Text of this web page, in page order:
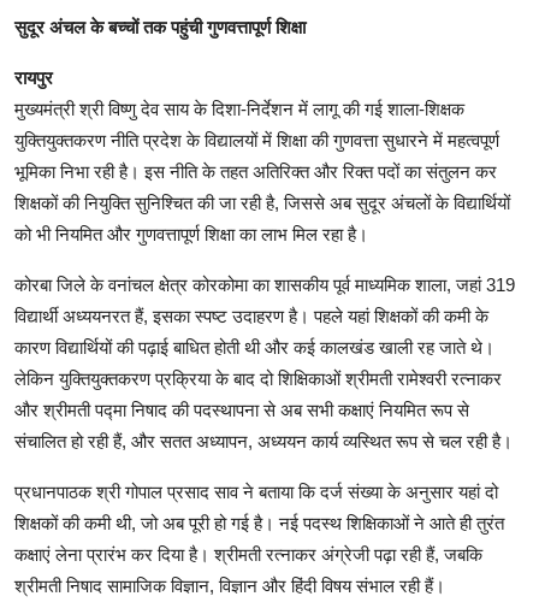
सुदूर अंचल के बच्चों तक पहुंची गुणवत्तापूर्ण शिक्षा
रायपुर
मुख्यमंत्री श्री विष्णु देव साय के दिशा-निर्देशन में लागू की गई शाला-शिक्षक
युक्तियुक्तकरण नीति प्रदेश के विद्यालयों में शिक्षा की गुणवत्ता सुधारने में महत्वपूर्ण
भूमिका निभा रही है। इस नीति के तहत अतिरिक्त और रिक्त पदों का संतुलन कर
शिक्षकों की नियुक्ति सुनिश्चित की जा रही है, जिससे अब सुदूर अंचलों के विद्यार्थियों
को भी नियमित और गुणवत्तापूर्ण शिक्षा का लाभ मिल रहा है।
कोरबा जिले के वनांचल क्षेत्र कोरकोमा का शासकीय पूर्व माध्यमिक शाला, जहां 319
विद्यार्थी अध्ययनरत हैं, इसका स्पष्ट उदाहरण है। पहले यहां शिक्षकों की कमी के
कारण विद्यार्थियों की पढ़ाई बाधित होती थी और कई कालखंड खाली रह जाते थे।
लेकिन युक्तियुक्तकरण प्रक्रिया के बाद दो शिक्षिकाओं श्रीमती रामेश्वरी रत्नाकर
और श्रीमती पद्मा निषाद की पदस्थापना से अब सभी कक्षाएं नियमित रूप से
संचालित हो रही हैं, और सतत अध्यापन, अध्ययन कार्य व्यस्थित रूप से चल रही है।
प्रधानपाठक श्री गोपाल प्रसाद साव ने बताया कि दर्ज संख्या के अनुसार यहां दो
शिक्षकों की कमी थी, जो अब पूरी हो गई है। नई पदस्थ शिक्षिकाओं ने आते ही तुरंत
कक्षाएं लेना प्रारंभ कर दिया है। श्रीमती रत्नाकर अंग्रेजी पढ़ा रही हैं, जबकि
श्रीमती निषाद सामाजिक विज्ञान, विज्ञान और हिंदी विषय संभाल रही हैं।